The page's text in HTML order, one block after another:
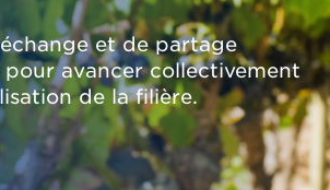
et de partage
avancer collectivement
de la filière.